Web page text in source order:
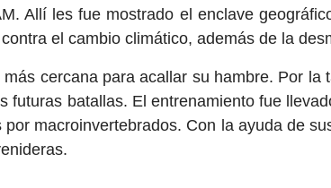
Allí les fue mostrado el enclave
el cambio climático, además de la
cercana para acallar su hambre. Por
futuras batallas. El entrenamiento fue
macroinvertebrados. Con la ayuda de